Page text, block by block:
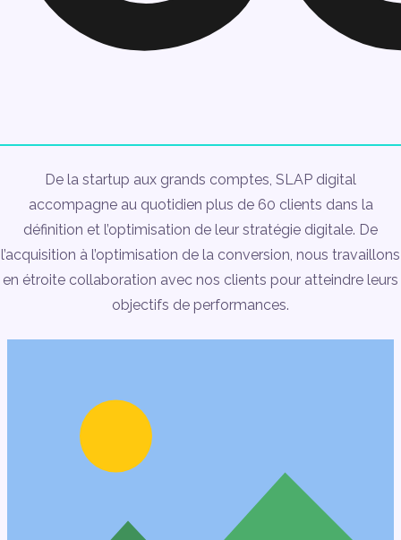
De la startup aux grands comptes, SLAP digital
accompagne au quotidien plus de 60 clients dans la
définition et l’optimisation de leur stratégie digitale. De
l’acquisition à l’optimisation de la conversion, nous travaillons
en étroite collaboration avec nos clients pour atteindre leurs
objectifs de performances.